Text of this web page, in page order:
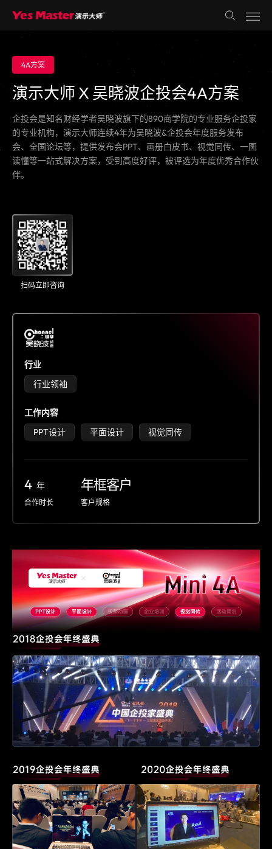
4A方案
演示大师 X 吴晓波企投会4A方案
企投会是知名财经学者吴晓波旗下的890商学院的专业服务企投家
的专业机构，演示大师连续4年为吴晓波&企投会年度服务发布
会、全国论坛等，提供发布会PPT、画册白皮书、视觉同传、一图
读懂等一站式解决方案，受到高度好评，被评选为年度优秀合作伙
伴。
扫码立即咨询
行业
行业领袖
工作内容
PPT设计
平面设计 视觉同传
4 年
合作时长
年框客户
客户规格